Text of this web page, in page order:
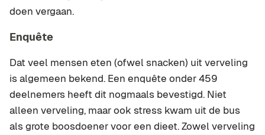
doen vergaan.
Enquête
Dat veel mensen eten (ofwel snacken) uit verveling
is algemeen bekend. Een enquête onder 459
deelnemers heeft dit nogmaals bevestigd. Niet
alleen verveling, maar ook stress kwam uit de bus
als grote boosdoener voor een dieet. Zowel verveling